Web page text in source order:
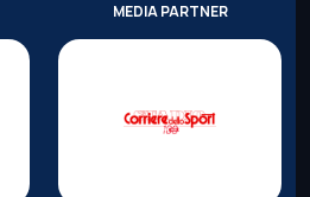
MEDIA PARTNER